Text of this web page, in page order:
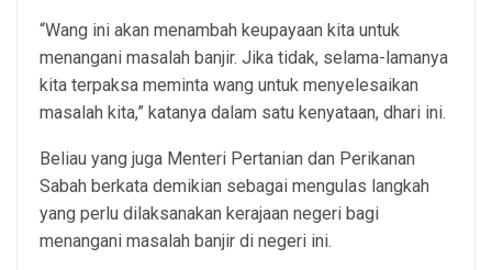
“Wang ini akan menambah keupayaan kita untuk
menangani masalah banjir. Jika tidak, selama-lamanya
kita terpaksa meminta wang untuk menyelesaikan
masalah kita,” katanya dalam satu kenyataan, dhari ini.
Beliau yang juga Menteri Pertanian dan Perikanan
Sabah berkata demikian sebagai mengulas langkah
yang perlu dilaksanakan kerajaan negeri bagi
menangani masalah banjir di negeri ini.